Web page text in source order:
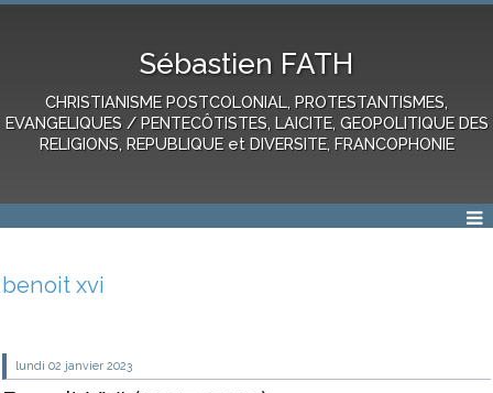
Sébastien FATH
CHRISTIANISME POSTCOLONIAL, PROTESTANTISMES,
EVANGELIQUES / PENTECÔTISTES, LAICITE, GEOPOLITIQUE DES
RELIGIONS, REPUBLIQUE et DIVERSITE, FRANCOPHONIE
benoit xvi
lundi 02 janvier 2023